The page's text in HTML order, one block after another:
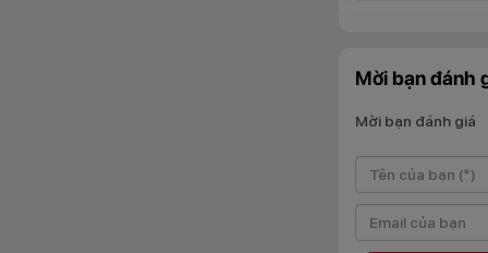
Giá iPhone 15
Phiên bản
Giá iPhone 15
Giá iPhone 15
Mời bạn đánh
Mời bạn đánh giá